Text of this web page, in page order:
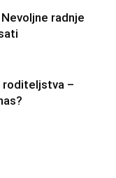
Nevoljne radnje
roditeljstva –